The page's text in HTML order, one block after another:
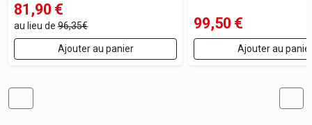
81,90 €
au lieu de 96,35€
Ajouter au panier
99,50 €
Ajouter au